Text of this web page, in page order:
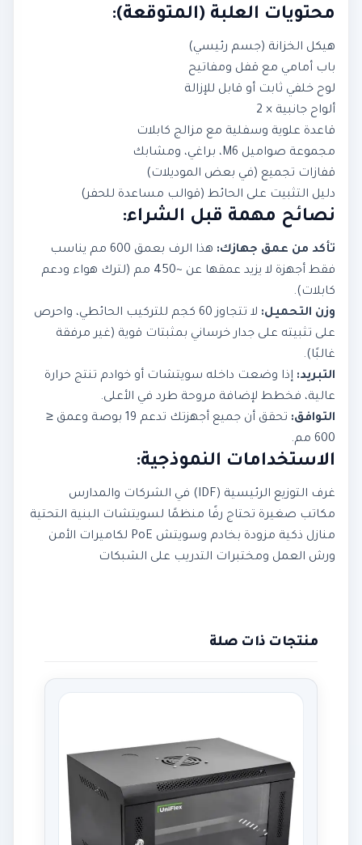
محتويات العلبة (المتوقعة):
هيكل الخزانة (جسم رئيسي)
باب أمامي مع قفل ومفاتيح
لوح خلفي ثابت أو قابل للإزالة
ألواح جانبية × 2
قاعدة علوية وسفلية مع مزالج كابلات
مجموعة صواميل M6، براغي، ومشابك
قفازات تجميع (في بعض الموديلات)
دليل التثبيت على الحائط (قوالب مساعدة للحفر)
نصائح مهمة قبل الشراء:
تأكد من عمق جهازك:
هذا الرف بعمق 600 مم يناسب
فقط أجهزة لا يزيد عمقها عن ~450 مم (لترك هواء ودعم
كابلات).
وزن التحميل:
لا تتجاوز 60 كجم للتركيب الحائطي، واحرص
على تثبيته على جدار خرساني بمثبتات قوية (غير مرفقة
غالبًا).
التبريد: إذا وضعت داخله سويتشات أو خوادم تنتج حرارة
عالية، فخطط لإضافة مروحة طرد في الأعلى.
التوافق:
تحقق أن جميع أجهزتك تدعم 19 بوصة وعمق ≤
600 مم.
الاستخدامات النموذجية:
غرف التوزيع الرئيسية (IDF) في الشركات والمدارس
مكاتب صغيرة تحتاج رفًا منظمًا لسويتشات البنية التحتية
منازل ذكية مزودة بخادم وسويتش PoE لكاميرات الأمن
ورش العمل ومختبرات التدريب على الشبكات
منتجات ذات صلة